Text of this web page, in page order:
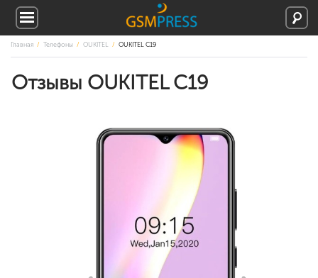
Главная Телефоны OUKITEL OUKITEL C19
Отзывы OUKITEL C19